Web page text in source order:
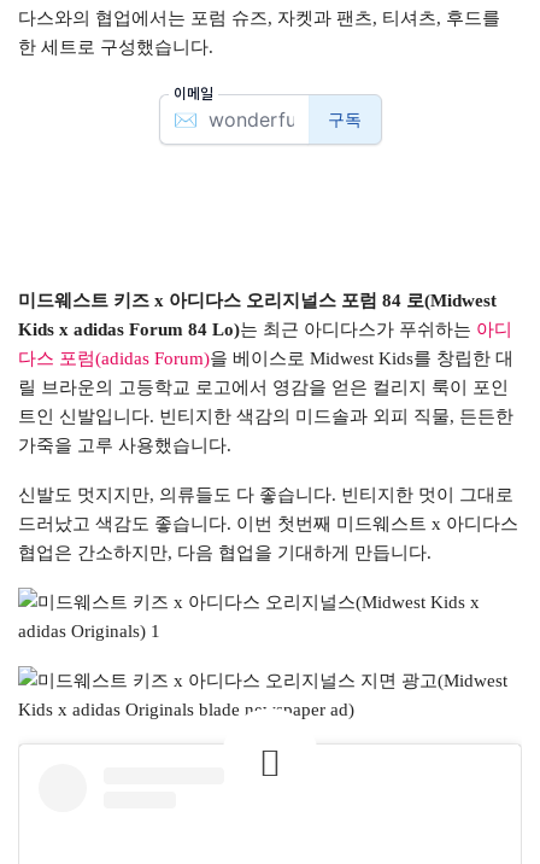
다스와의 협업에서는 포럼 슈즈, 자켓과 팬츠, 티셔츠, 후드를
한 세트로 구성했습니다.
미드웨스트 키즈 x 아디다스 오리지널스 포럼 84 로(Midwest
Kids x adidas Forum 84 Lo)는 최근 아디다스가 푸쉬하는 아디
다스 포럼(adidas Forum)을 베이스로 Midwest Kids를 창립한 대
릴 브라운의 고등학교 로고에서 영감을 얻은 컬리지 룩이 포인
트인 신발입니다. 빈티지한 색감의 미드솔과 외피 직물, 든든한
가죽을 고루 사용했습니다.
신발도 멋지지만, 의류들도 다 좋습니다. 빈티지한 멋이 그대로
드러났고 색감도 좋습니다. 이번 첫번째 미드웨스트 x 아디다스
협업은 간소하지만, 다음 협업을 기대하게 만듭니다.